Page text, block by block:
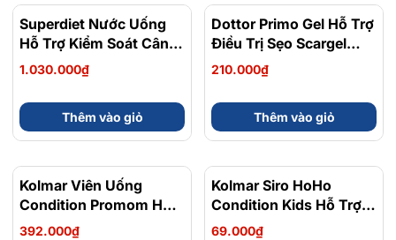
Superdiet Nước Uống
Hỗ Trợ Kiểm Soát Cân
Nặng Actimincyl Bio
Hộp 20 Ống x 15ml
1.030.000₫
Thêm vào giỏ
Dottor Primo Gel Hỗ Trợ
Điều Trị Sẹo Scargel
Plus 10ml
210.000₫
Thêm vào giỏ
Kolmar Viên Uống
Condition Promom Hỗ
Trợ Bổ Sung Lợi Khuẩn,
392.000₫
Kolmar Siro HoHo
Condition Kids Hỗ Trợ
Giảm Ho, Làm Dịu Cổ
69.000₫